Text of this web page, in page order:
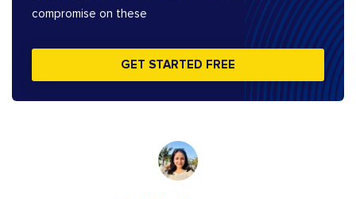
compromise on these
GET STARTED FREE